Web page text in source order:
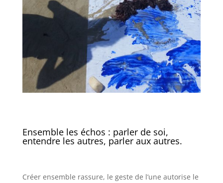
Ensemble les échos : parler de soi,
entendre les autres, parler aux autres.
Créer ensemble rassure, le geste de l’une autorise le